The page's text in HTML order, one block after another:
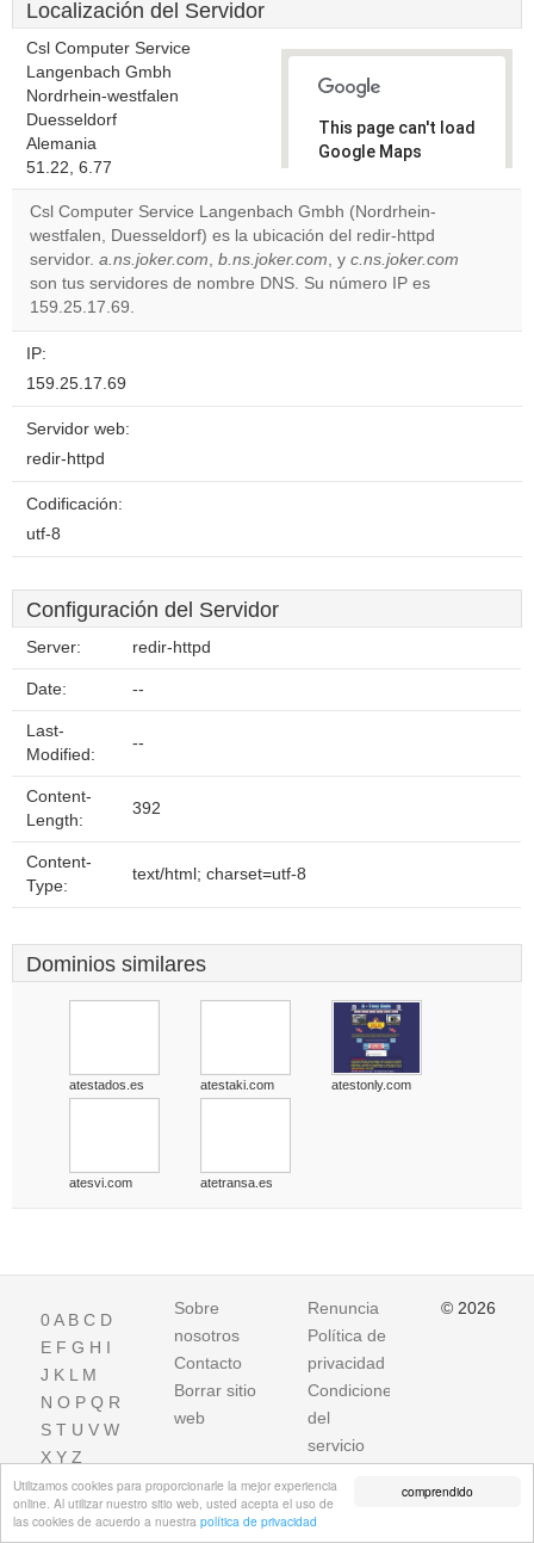
comprendido
Utilizamos cookies para proporcionarle la mejor experiencia
online. Al utilizar nuestro sitio web, usted acepta el uso de
las cookies de acuerdo a nuestra política de privacidad
Localización del Servidor
Csl Computer Service
Langenbach Gmbh
Nordrhein-westfalen
Duesseldorf
Alemania
51.22, 6.77
This page can't load
Google Maps
Do you
website?
Csl Computer Service Langenbach Gmbh (Nordrhein-
westfalen, Duesseldorf) es la ubicación del redir-httpd
servidor. a.ns.joker.com, b.ns.joker.com, y c.ns.joker.com
son tus servidores de nombre DNS. Su número IP es
159.25.17.69.
IP:
159.25.17.69
Servidor web:
redir-httpd
Codificación:
utf-8
Configuración del Servidor
Server: redir-httpd
Date: --
Last-
Modified:
--
Content-
Length:
392
Content-
Type:
text/html; charset=utf-8
Dominios similares
atestados.es atestaki.com atestonly.com
atesvi.com atetransa.es
0A B C D
E F G H I
J K L M
N O P Q R
S T U V W
X Y Z
Sobre
nosotros
Contacto
Borrar sitio
web
Renuncia
Política de
privacidad
Condiciones
del
servicio
© 2026